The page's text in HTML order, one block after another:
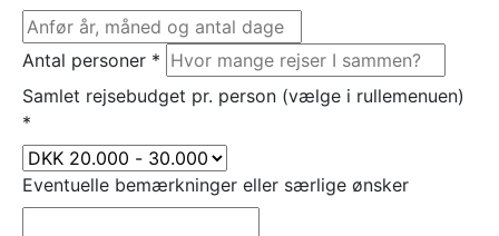
Antal personer *
Samlet rejsebudget pr. person (vælge i rullemenuen)
*
Eventuelle bemærkninger eller særlige ønsker